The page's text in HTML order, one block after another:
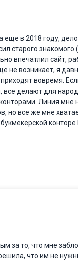
еще в 2018 году,
старого
впечатлил сайт,
не возникает, я
вовремя.
все делают для
Линия мне
но все же мне
за то, что мне
что им не